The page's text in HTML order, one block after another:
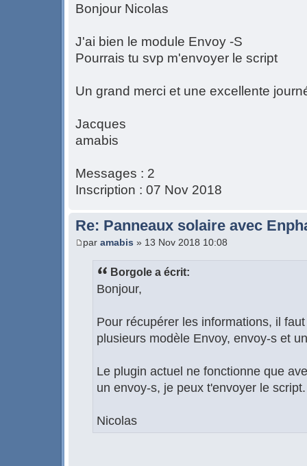
Bonjour Nicolas
J'ai bien le module Envoy -S
Pourrais tu svp m'envoyer le script
Un grand merci et une excellente
Jacques
amabis
Messages : 2
Inscription : 07 Nov 2018
Re: Panneaux solaire avec
par amabis » 13 Nov 2018 10:08
Borgole a écrit:
Bonjour,
Pour récupérer les informations, il
plusieurs modèle Envoy, envoy-s et
Le plugin actuel ne fonctionne que
un envoy-s, je peux t'envoyer le script.
Nicolas